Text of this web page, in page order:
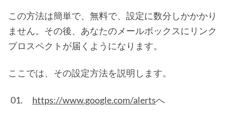
この方法は簡単で、無料で、設定に数分しかかかり
ません。その後、あなたのメールボックスにリンク
プロスペクトが届くようになります。
ここでは、その設定方法を説明します。
https://www.google.com/alertsへ